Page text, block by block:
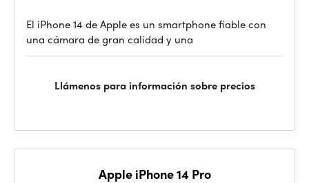
El iPhone 14 de Apple es un smartphone fiable con
una cámara de gran calidad y una
Llámenos para información sobre precios
Apple iPhone 14 Pro